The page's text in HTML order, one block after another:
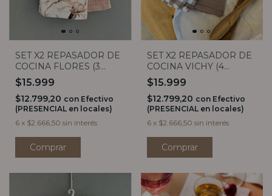
SET X2 REPASADOR DE
COCINA FLORES (3
colores)
$15.999
$12.799,20 con Efectivo
(PRESENCIAL en locales)
6 x $2.666,50 sin interés
Comprar
SET X2 REPASADOR DE
COCINA VICHY (4
COLORES)
$15.999
$12.799,20 con Efectivo
(PRESENCIAL en locales)
6 x $2.666,50 sin interés
Comprar